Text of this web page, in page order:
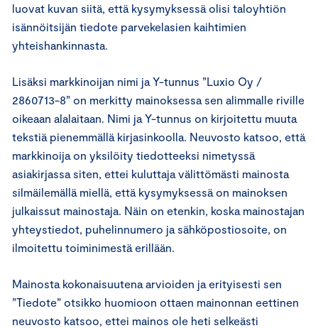
luovat kuvan siitä, että kysymyksessä olisi taloyhtiön
isännöitsijän tiedote parvekelasien kaihtimien
yhteishankinnasta.
Lisäksi markkinoijan nimi ja Y-tunnus ”Luxio Oy /
2860713-8” on merkitty mainoksessa sen alimmalle riville
oikeaan alalaitaan. Nimi ja Y-tunnus on kirjoitettu muuta
tekstiä pienemmällä kirjasinkoolla. Neuvosto katsoo, että
markkinoija on yksilöity tiedotteeksi nimetyssä
asiakirjassa siten, ettei kuluttaja välittömästi mainosta
silmäilemällä miellä, että kysymyksessä on mainoksen
julkaissut mainostaja. Näin on etenkin, koska mainostajan
yhteystiedot, puhelinnumero ja sähköpostiosoite, on
ilmoitettu toiminimestä erillään.
Mainosta kokonaisuutena arvioiden ja erityisesti sen
”Tiedote” otsikko huomioon ottaen mainonnan eettinen
neuvosto katsoo, ettei mainos ole heti selkeästi